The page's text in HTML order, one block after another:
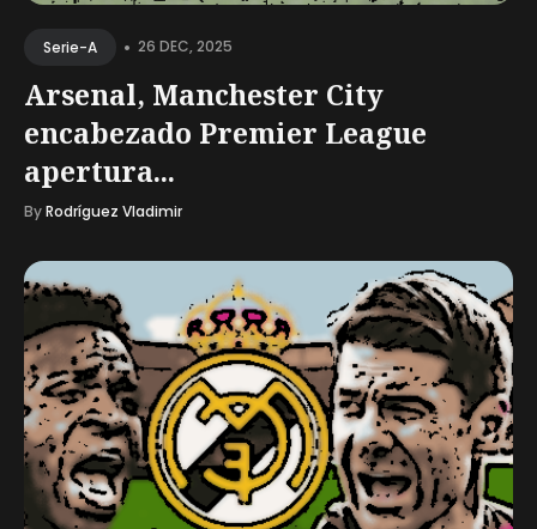
Serie-A • 26 DEC, 2025
Arsenal, Manchester City
encabezado Premier League
apertura...
ByRodríguez Vladimir